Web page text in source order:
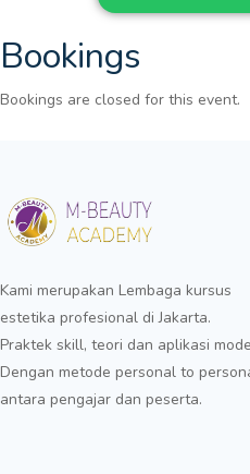
Bookings
Bookings are closed for this event.
Kami merupakan Lembaga kursus
estetika profesional di
Praktek skill, teori dan aplikasi
Dengan metode personal to
antara pengajar dan peserta.